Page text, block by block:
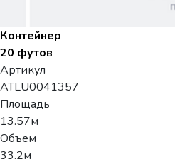
Контейнер
20 футов
Артикул
ATLU0041357
Площадь
13.57м
Объем
33.2м